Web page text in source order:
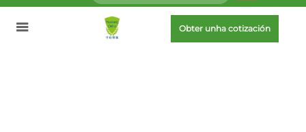
Obter unha cotización